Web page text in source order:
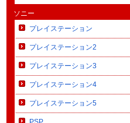
ソニー
プレイステーション
プレイステーション2
プレイステーション3
プレイステーション4
プレイステーション5